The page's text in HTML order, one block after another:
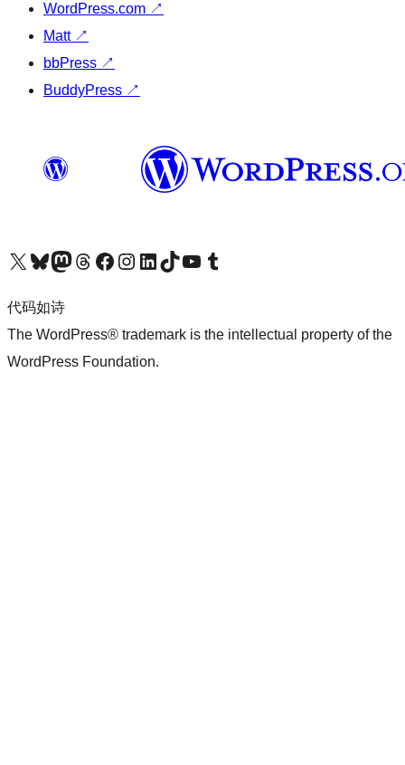
WordPress.com ↗
Matt ↗
bbPress ↗
BuddyPress ↗
关注我们的 X（原 Twitter）账号访问我们的 Bluesky 账号关注我们的 Mastodon 账号访问我们的 Threads 账号 访问我们的 Facebook 公共主页关注我们的 Instagram 账号 关注我们的 LinkedIn 主页访问我们的 TikTok 账号访问我们的 YouTube 频道 访问我们的 Tumblr 账号
代码如诗
The WordPress® trademark is the intellectual property of the
WordPress Foundation.